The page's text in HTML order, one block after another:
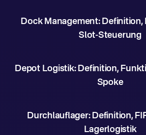
Dock Management:
Slot-Steuerung
Depot Logistik: Definition,
Spoke
Durchlauflager: Definition,
Lagerlogistik